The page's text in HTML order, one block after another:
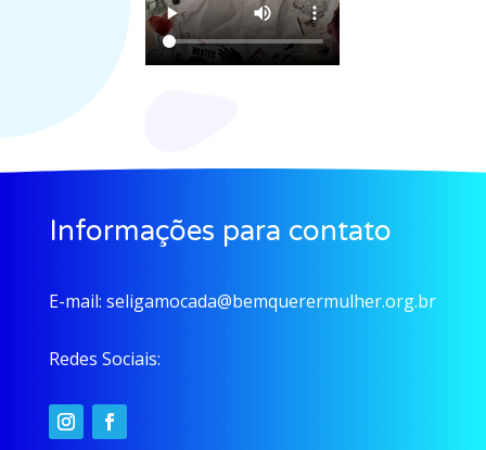
Informações para contato
E-mail: seligamocada@bemquerermulher.org.br
Redes Sociais: